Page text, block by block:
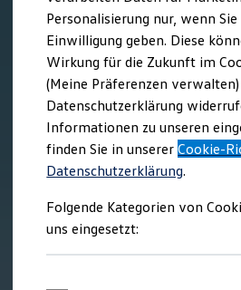
Master-Stipendium
Auslandspraktikum
Jobs in
Werkstudentin /
Absolventen
StartUp Direct
Volontariat
Berufserfahrene
Direkteinstieg
Jobs in der
Jobs in Produktion
Talentpool für Fach-
Arbeiten bei VW
Was uns ausmacht
Personalisierung nur, wenn
Einwilligung geben. Diese
Wirkung für die Zukunft im
(Meine Präferenzen
Datenschutzerklärung
Informationen zu unseren
finden Sie in unsererCookie-
Datenschutzerklärung.
Folgende Kategorien von
uns eingesetzt: